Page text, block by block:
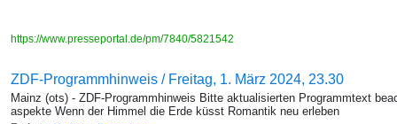
https://www.presseportal.de/pm/7840/5821542
ZDF-Programmhinweis / Freitag, 1. März 2024, 23.30
Mainz (ots) - ZDF-Programmhinweis Bitte aktualisierten Programmtext
aspekte Wenn der Himmel die Erde küsst Romantik neu erleben